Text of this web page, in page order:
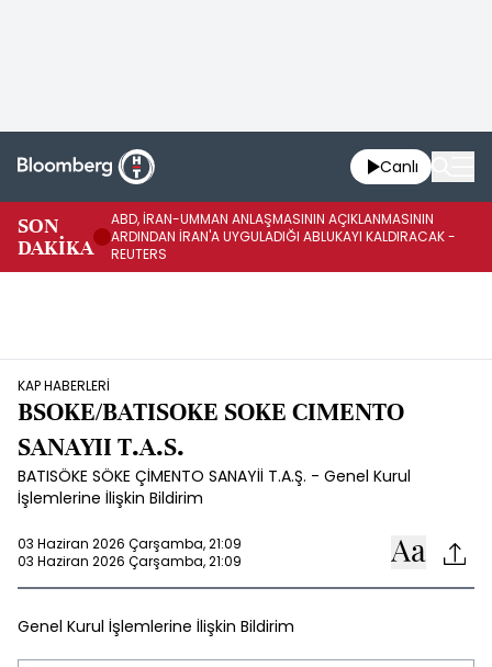
Canlı
SON
DAKİKA
ABD, İRAN-UMMAN ANLAŞMASININ AÇIKLANMASININ
ARDINDAN İRAN'A UYGULADIĞI ABLUKAYI KALDIRACAK -
REUTERS
KAP HABERLERİ
BSOKE/BATISOKE SOKE CIMENTO
SANAYII T.A.S.
BATISÖKE SÖKE ÇİMENTO SANAYİİ T.A.Ş. - Genel Kurul
İşlemlerine İlişkin Bildirim
03 Haziran 2026 Çarşamba, 21:09
03 Haziran 2026 Çarşamba, 21:09
Genel Kurul İşlemlerine İlişkin Bildirim